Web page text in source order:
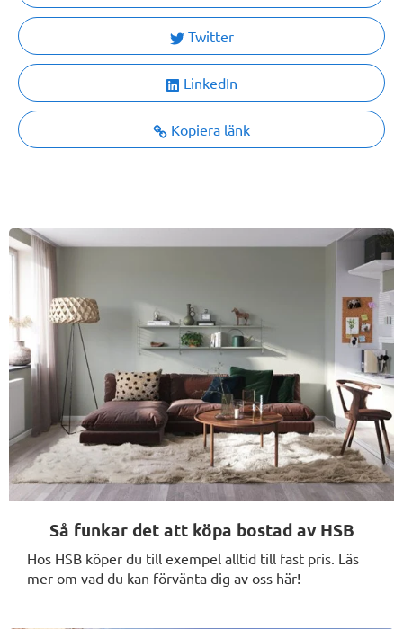
Twitter
LinkedIn
Kopiera länk
Så funkar det att köpa bostad av HSB
Hos HSB köper du till exempel alltid till fast pris. Läs
mer om vad du kan förvänta dig av oss här!